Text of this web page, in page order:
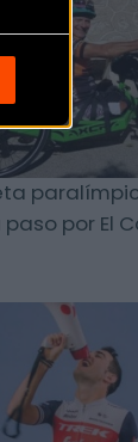
por El